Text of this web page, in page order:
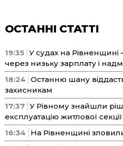
ОСТАННІ СТАТТІ
19:35 У судах на
через низьку зарплату і
18:24 Останню шану
захисникам
17:37 У Рівному знайшли
експлуатацію житлової
16:34
На Рівненщині